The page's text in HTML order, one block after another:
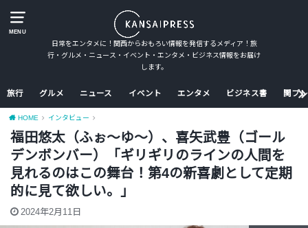
MENU
日常をエンタメに！関西からおもろい情報を発信するメディア！旅
行・グルメ・ニュース・イベント・エンタメ・ビジネス情報をお届け
します。
旅行 グルメ ニュース イベント エンタメ ビジネス書 関プ
HOME インタビュー
福田悠太（ふぉ〜ゆ〜）、喜矢武豊（ゴール
デンボンバー）「ギリギリのラインの人間を
見れるのはこの舞台！第4の新喜劇として定期
的に見て欲しい。」
2024年2月11日